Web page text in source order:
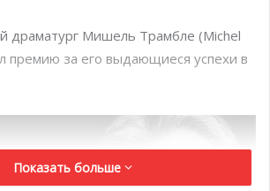
драматург Мишель Трамбле (Michel
премию за его выдающиеся успехи в
Показать больше